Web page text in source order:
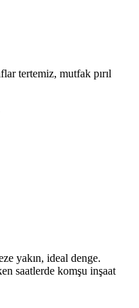
tertemiz, mutfak pırıl
yakın, ideal denge.
saatlerde komşu inşaat